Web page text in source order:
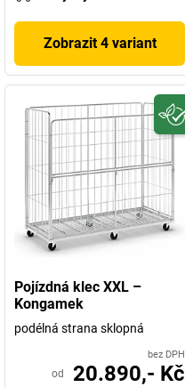
Zobrazit 4 variant
Pojízdná klec XXL –
Kongamek
podélná strana sklopná
bez DPH
od 20.890,- Kč